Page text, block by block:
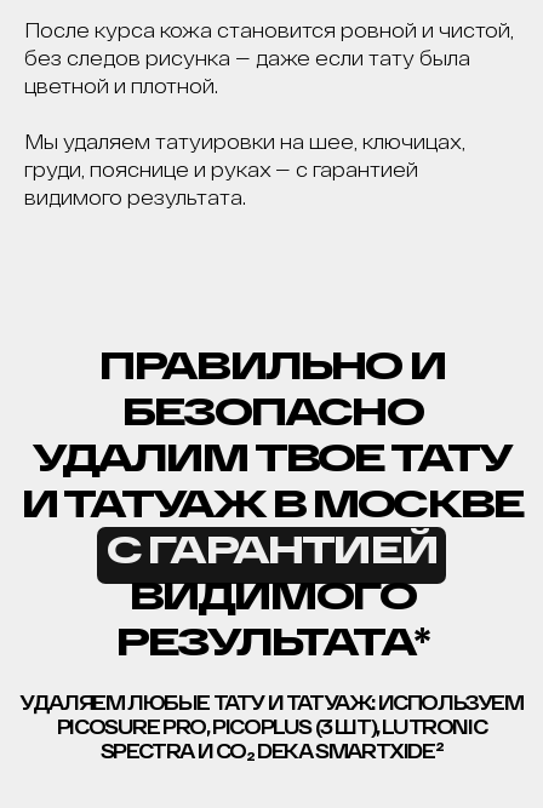
После курса кожа становится ровной и чистой,
без следов рисунка — даже если тату была
цветной и плотной.
Мы удаляем татуировки на шее, ключицах,
груди, пояснице и руках — с гарантией
видимого результата.
МИНУТ ОТ МЕТРО ПАВЕЛЕЦКАЯ.
РЕЗУЛЬТАТ - ГАРАНТИРУЕМ.*
*Основатель клиники
удаления тату ET.LASER